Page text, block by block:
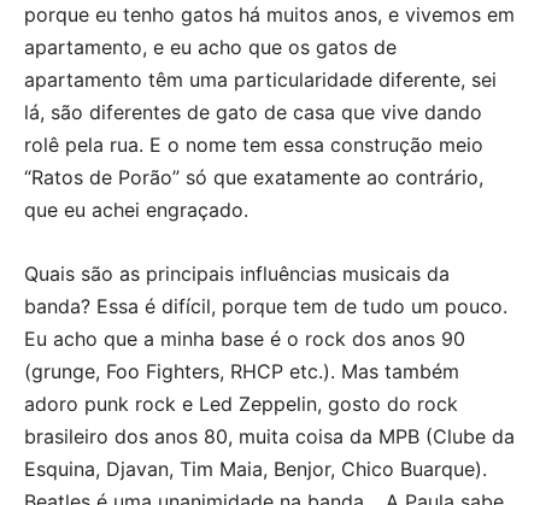
porque eu tenho gatos há muitos anos, e vivemos em
apartamento, e eu acho que os gatos de
apartamento têm uma particularidade diferente, sei
lá, são diferentes de gato de casa que vive dando
rolê pela rua. E o nome tem essa construção meio
“Ratos de Porão” só que exatamente ao contrário,
que eu achei engraçado.
Quais são as principais influências musicais da
banda? Essa é difícil, porque tem de tudo um pouco.
Eu acho que a minha base é o rock dos anos 90
(grunge, Foo Fighters, RHCP etc.). Mas também
adoro punk rock e Led Zeppelin, gosto do rock
brasileiro dos anos 80, muita coisa da MPB (Clube da
Esquina, Djavan, Tim Maia, Benjor, Chico Buarque).